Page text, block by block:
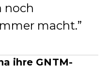
noch
macht.
ihre GNTM-